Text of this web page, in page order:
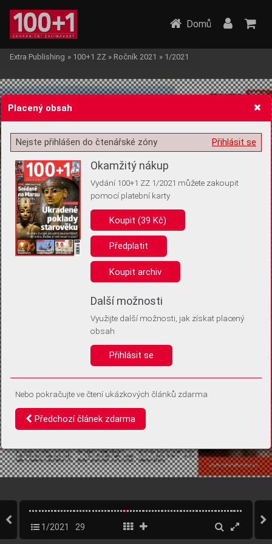
Žádost o souhlas s ukládáním volitelných informací
Pro základní fungování webu nepotřebujeme ukládat žádné informace
(tzv. cookies apod.). Rádi bychom vás ale požádali o souhlas s
uložením volitelných informací:
Anonymní unikátní ID
Díky němu příště poznáme, že se jedná o stejné zařízení, a
Identifikátor je zcela anonymní.
Vaše souhlasy a odmítnutí si ukládáme do vašeho zařízení, abychom se
vás už příště znovu neptali. Můžete je kdykoli později upravit ve Správě
Domů
Extra Publishing » 100+1 ZZ » Ročník 2021 » 1/2021
1/2021 29
Placený obsah
Přihlásit se
Nejste přihlášen do čtenářské zóny
Okamžitý nákup
Vydání 100+1 ZZ 1/2021 můžete zakoupit
pomocí platební karty
Koupit (39 Kč)
Předplatit
Koupit archiv
Další možnosti
Využijte další možnosti, jak získat placený
obsah
Přihlásit se
Nebo pokračujte ve čtení ukázkových článků zdarma
Předchozí článek zdarma